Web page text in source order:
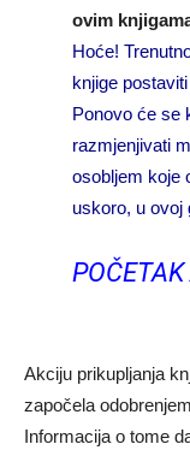
ovim
Hoće!
knjige
Ponovo će se
razmjenjivati
osobljem koje
uskoro, u
Akciju prikupljanja
započela
Informacija o tome